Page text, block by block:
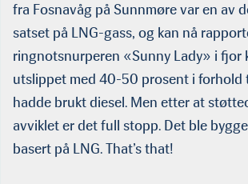
fra Fosnavåg på Sunnmøre var en av
satset på LNG-gass, og kan nå
ringnotsnurperen «Sunny Lady» i fjor
utslippet med 40-50 prosent i forhold
hadde brukt diesel. Men etter at
avviklet er det full stopp. Det ble
basert på LNG. That’s that!